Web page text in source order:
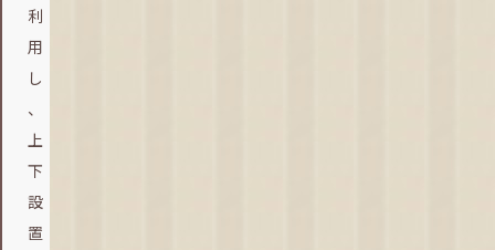
利
用
し
、
上
下
設
置